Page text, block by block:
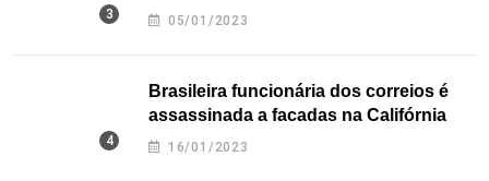
Texas
05/01/2023
Brasileira funcionária dos correios é
assassinada a facadas na Califórnia
16/01/2023